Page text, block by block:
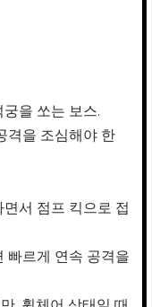
을 쏘는 보스.
격을 조심해야 한
서 점프 킥으로 접
빠르게 연속 공격을